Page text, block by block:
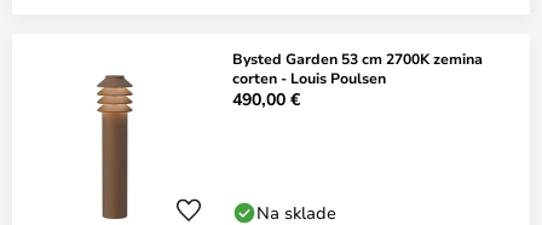
Bysted Garden 53 cm 2700K zemina
corten - Louis Poulsen
490,00 €
Na sklade